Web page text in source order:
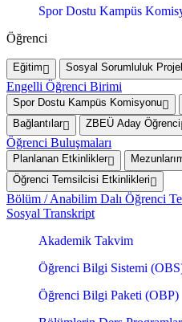
Spor Dostu Kampüs
Öğrenci
Eğitim Sosyal Sorumluluk
Engelli Öğrenci Birimi
Spor Dostu Kampüs Komisyonu
Bağlantılar
ZBEÜ Aday Öğrenci
Öğrenci Buluşmaları
Planlanan Etkinlikler
Öğrenci Temsilcisi Etkinlikleri
Bölüm / Anabilim Dalı Öğrenci
Sosyal Transkript
Akademik Takvim
Öğrenci Bilgi Sistemi
Öğrenci Bilgi Paketi (OBP)